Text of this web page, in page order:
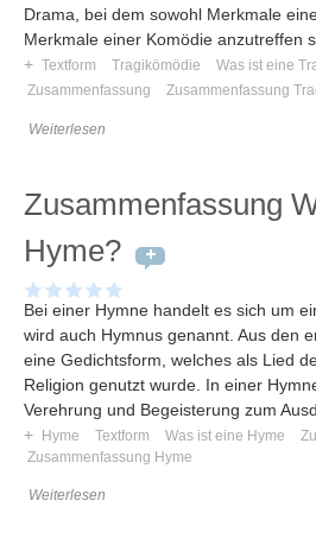
Drama, bei dem sowohl Merkmale
Merkmale einer Komödie anzutreffen
+ Textform Tragikömödie
Was ist eine
Zusammenfassung
Zusammenfassung
Weiterlesen
Zusammenfassung
Hyme?
Bei einer Hymne handelt es sich um
wird auch Hymnus genannt. Aus den
eine Gedichtsform, welches als Lied
Religion genutzt wurde. In einer
Verehrung und Begeisterung zum
+
Hyme Textform Was ist eine Hyme
Zusammenfassung Hyme
Weiterlesen